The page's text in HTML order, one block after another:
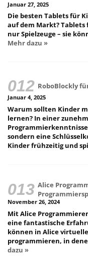
Januar 27, 2025
Die besten Tablets für
auf dem Markt? Tablets
nur Spielzeuge – sie
Mehr dazu »
RoboBlockly
Januar 4, 2025
Warum sollten Kinder
lernen? In einer
sondern eine
Kinder frühzeitig und
Alice
November 26, 2024
Mit Alice
eine fantastische
können in Alice
programmieren, in
dazu »